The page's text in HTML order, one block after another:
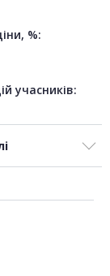
%:
учасників: